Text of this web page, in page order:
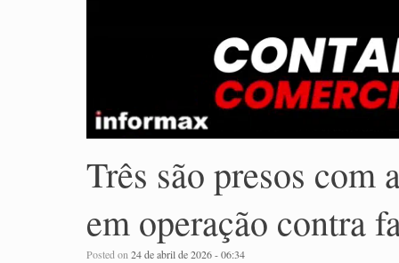
Três são presos com
em operação contra
Posted on24 de abril de 2026 - 06:34